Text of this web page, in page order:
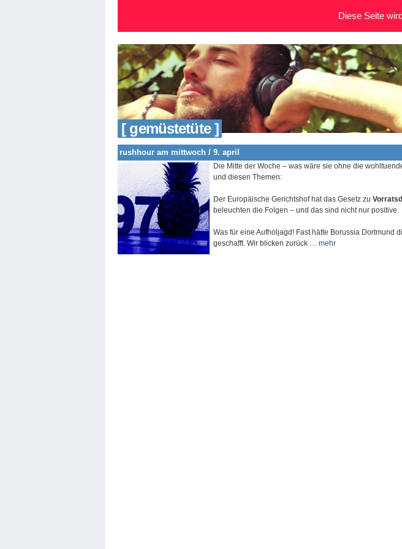
[ gemüstetüte ]
rushhour am mittwoch / 9. april
Die Mitte der Woche – was wäre sie ohne die
und diesen Themen:
Der Europäische Gerichtshof hat das Gesetz zu
beleuchten die Folgen – und das sind nicht nur positive.
Was für eine Aufholjagd! Fast hätte Borussia Dortmund
geschafft. Wir blicken zurück … mehr
Diese Seite